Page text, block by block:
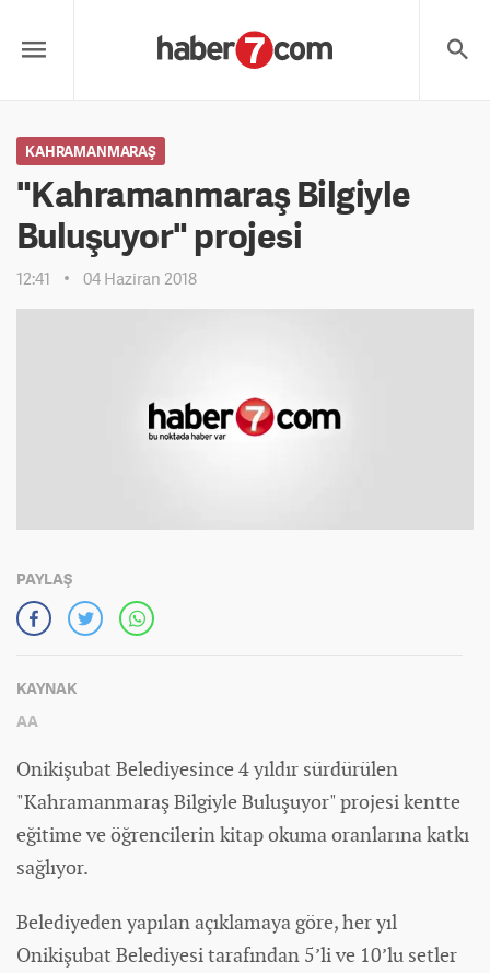
KAHRAMANMARAŞ
"Kahramanmaraş Bilgiyle
Buluşuyor" projesi
12:41 04 Haziran 2018
PAYLAŞ
KAYNAK
AA
Onikişubat Belediyesince 4 yıldır sürdürülen
"Kahramanmaraş Bilgiyle Buluşuyor" projesi kentte
eğitime ve öğrencilerin kitap okuma oranlarına katkı
sağlıyor.
Belediyeden yapılan açıklamaya göre, her yıl
Onikişubat Belediyesi tarafından 5’li ve 10’lu setler